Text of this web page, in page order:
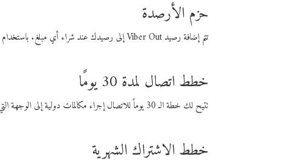
حزم الأرصدة
تتم إضافة رصيد Viber Out إلى رصيدك عند شراء أي مبلغ. باستخدام رصيدك، يمكنك إجراء مكالمات إلى أي رقم في العالم بأسعار فايبر المنخفضة.
خطط اتصال لمدة 30 يومًا
تتيح لك خطة الـ 30 يوماً للاتصال إجراء مكالمات دولية إلى الوجهة التي تختارها لمدة 30 يوماً بأسعار فايبر المنخفضة.
خطط الاشتراك الشهرية